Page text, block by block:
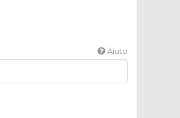
Aiuto